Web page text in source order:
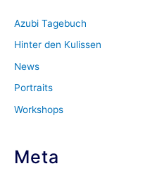
Azubi Tagebuch
Hinter den Kulissen
News
Portraits
Workshops
Meta